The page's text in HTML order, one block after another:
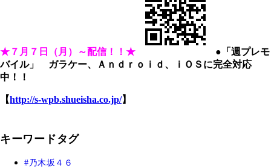
★７月７日（月）～配信！！★
●「週プレモ
バイル」 ガラケー、Ａｎｄｒｏｉｄ、ｉＯＳに完全対応
中！！
【http://s-wpb.shueisha.co.jp/】
キーワードタグ
乃木坂４６